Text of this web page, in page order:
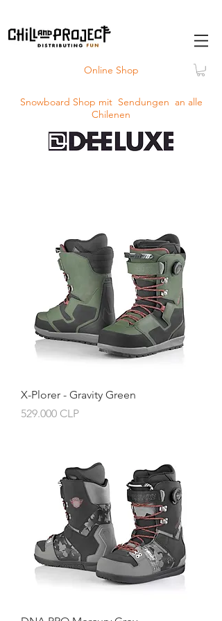
Online Shop
Snowboard Shop mit Sendungen an alle
Chilenen
X-Plorer - Gravity Green
Preis
529.000 CLP